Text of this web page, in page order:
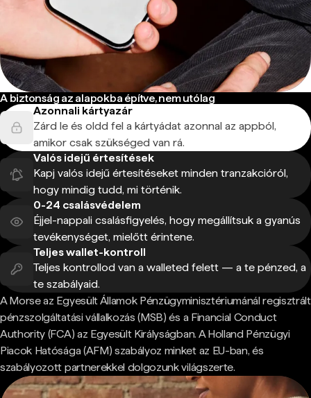
A biztonság az alapokba építve, nem utólag
Azonnali kártyazár
Zárd le és oldd fel a kártyádat azonnal az appból,
amikor csak szükséged van rá.
Valós idejű értesítések
Kapj valós idejű értesítéseket minden tranzakcióról,
hogy mindig tudd, mi történik.
0-24 csalásvédelem
Éjjel-nappali csalásfigyelés, hogy megállítsuk a gyanús
tevékenységet, mielőtt érintene.
Teljes wallet-kontroll
Teljes kontrollod van a walleted felett — a te pénzed, a
te szabályaid.
A Morse az Egyesült Államok Pénzügyminisztériumánál regisztrált
pénzszolgáltatási vállalkozás (MSB) és a Financial Conduct
Authority (FCA) az Egyesült Királyságban. A Holland Pénzügyi
Piacok Hatósága (AFM) szabályoz minket az EU-ban, és
szabályozott partnerekkel dolgozunk világszerte.